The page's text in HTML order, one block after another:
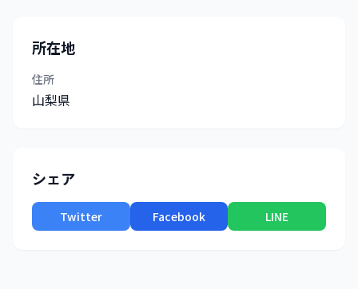
所在地
住所
山梨県
シェア
Twitter Facebook LINE